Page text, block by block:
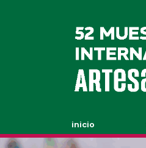
inicio